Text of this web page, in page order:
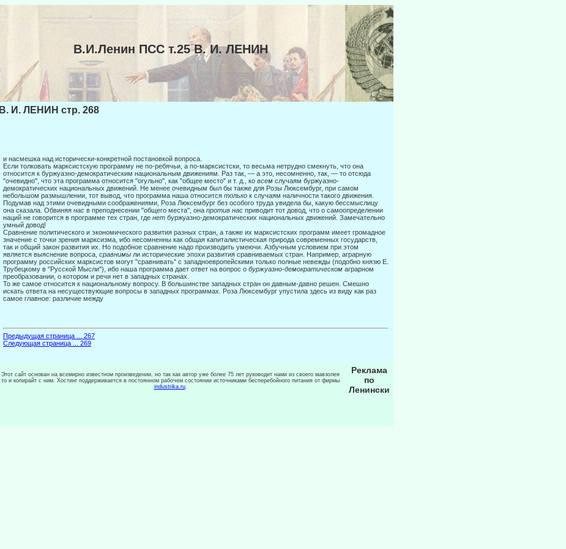
В.И.Ленин ПСС т.25 В. И. ЛЕНИН
В. И. ЛЕНИН стр. 268
и насмешка над исторически-конкретной постановкой вопроса.
Если толковать марксистскую программу не по-ребячьи, а по-марксистски, то весьма нетрудно смекнуть, что она
относится к буржуазно-демократическим национальным движениям. Раз так, — а это, несомненно, так, — то отсюда
"очевидно", что эта про­грамма относится "огульно", как "общее место" и т. д., ко всем случаям буржуазно-
демократических национальных движений. Не менее очевидным был бы также для Ро­зы Люксембург, при самом
небольшом размышлении, тот вывод, что программа наша относится только к случаям наличности такого движения.
Подумав над этими очевидными соображениями, Роза Люксембург без особого тру­да увидела бы, какую бессмыслицу
она сказала. Обвиняя нас в преподнесении "общего места", она против нас приводит тот довод, что о самоопределении
наций не говорится в программе тех стран, где нет буржуазно-демократических национальных движений. Замечательно
умный довод!
Сравнение политического и экономического развития разных стран, а также их мар­ксистских программ имеет громадное
значение с точки зрения марксизма, ибо несо­мненны как общая капиталистическая природа современных государств,
так и общий закон развития их. Но подобное сравнение надо производить умеючи. Азбучным усло­вием при этом
является выяснение вопроса, сравнимы ли исторические эпохи развития сравниваемых стран. Например, аграрную
программу российских марксистов могут "сравнивать" с западноевропейскими только полные невежды (подобно князю Е.
Тру­бецкому в "Русской Мысли"), ибо наша программа дает ответ на вопрос о буржуазно-демократическом аграрном
преобразовании, о котором и речи нет в западных странах.
То же самое относится к национальному вопросу. В большинстве западных стран он давным-давно решен. Смешно
искать ответа на несуществующие вопросы в западных программах. Роза Люксембург упустила здесь из виду как раз
самое главное: различие между
Предыдущая страница ... 267
Следующая страница ... 269
Этот сайт основан на всемирно известном произведении, но так как автор уже более 75 лет руководит нами из своего мавзолея
то и копирайт с ним. Хостинг поддерживается в постоянном рабочем состоянии источниками бесперебойного питания от фирмы
industrika.ru.
Реклама
по
Ленински